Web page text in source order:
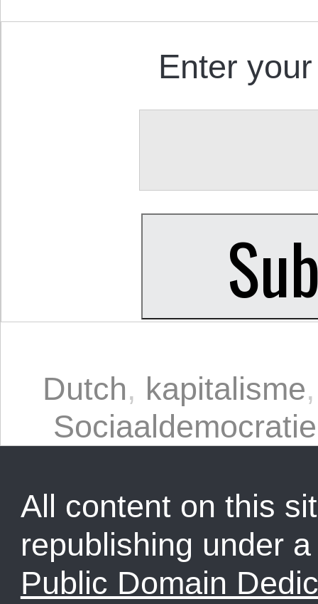
Enter
Dutch, kapitalisme
Sociaaldemocratie
All content on this
republishing under
Public Domain